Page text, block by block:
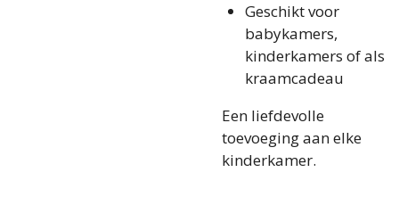
Geschikt voor
babykamers,
kinderkamers of als
kraamcadeau
Een liefdevolle
toevoeging aan elke
kinderkamer.